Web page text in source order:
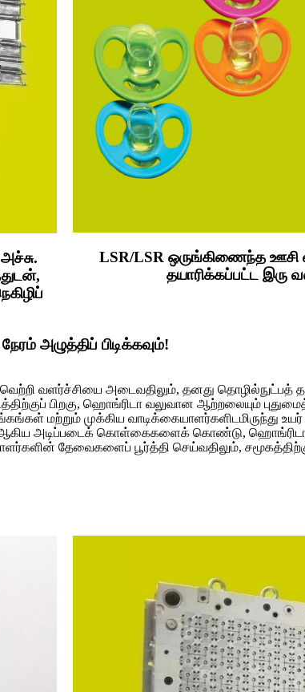
LSR/LSR ஒருங்கிணைந்த ஊசி
தயாரிக்கப்பட்ட இரு
அழுத்திப் பிடிக்கவும்!
வளர்ச்சியை அடைவதிலும், தனது தொழில்நுட்பத்
பிறகு, ஹொங்ரிடா வலுவான ஆற்றலையும்
மற்றும் முக்கிய வாடிக்கையாளர்களிடமிருந்து
ஆகிய அடிப்படைக் கொள்கைகளைக் கொண்டு, ஹொங்ரிடா
தேவைகளைப் பூர்த்தி செய்வதிலும்,